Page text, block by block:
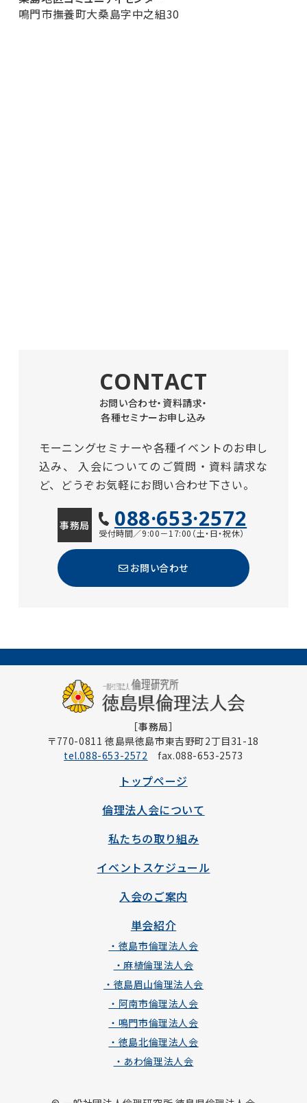
鳴門市撫養町大桑島字中之組30
CONTACT
お問い合わせ・資料請求・
各種セミナーお申し込み
モーニングセミナーや各種イベントのお申し
込み、
入会についてのご質問・資料請求な
ど、どうぞお気軽にお問い合わせ下さい。
事務局 088·653·2572
受付時間／9:00－17:00（土・日・祝休）
お問い合わせ
［事務局］
〒770-0811 徳島県徳島市東吉野町2丁目31-18
tel.088-653-2572 fax.088-653-2573
トップページ
倫理法人会について
私たちの取り組み
イベントスケジュール
入会のご案内
単会紹介
・徳島市倫理法人会
・麻植倫理法人会
・徳島眉山倫理法人会
・阿南市倫理法人会
・鳴門市倫理法人会
・徳島北倫理法人会
・あわ倫理法人会